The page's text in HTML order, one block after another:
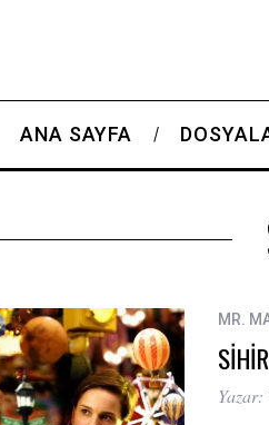
ANA SAYFA
MR.
Yazar: